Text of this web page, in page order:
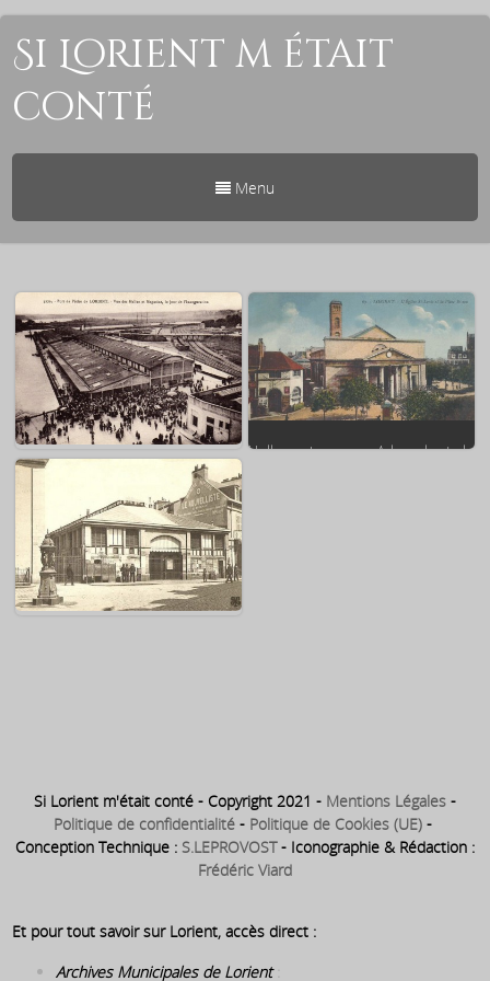
Si Lorient m était
conté
Menu
Halle des Mareyeurs
Halle au beurre ~ A l angle de la
Si Lorient m'était conté - Copyright 2021 - Mentions Légales -
Politique de confidentialité - Politique de Cookies (UE) -
Conception Technique : S.LEPROVOST- Iconographie & Rédaction :
Frédéric Viard
Et pour tout savoir sur Lorient, accès direct :
Archives Municipales de Lorient